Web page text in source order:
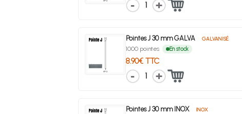
1
Pointes J 30 mm GALVA GALVANISÉ
1000 pointes En stock
8.90€ TTC
1
Pointes J 30 mm INOX INOX